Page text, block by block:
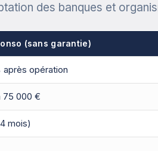
des banques et
(sans garantie)
après opération
75 000 €
mois)